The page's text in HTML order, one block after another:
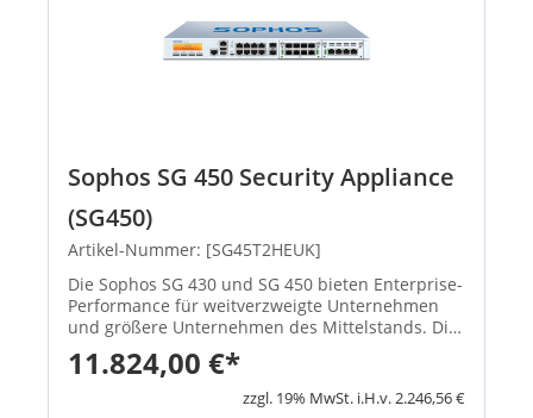
Sophos SG 450 Security Appliance
(SG450)
Artikel-Nummer: [SG45T2HEUK]
Die Sophos SG 430 und SG 450 bieten Enterprise-
Performance für weitverzweigte Unternehmen
und größere Unternehmen des Mittelstands. Die
Anschlussmöglichkeiten sind für
rackmontierbare Appliances einmalig. Jedes
Modell ist mit einem entfernbaren Modul...
11.824,00 €*
zzgl. 19% MwSt. i.H.v. 2.246,56 €